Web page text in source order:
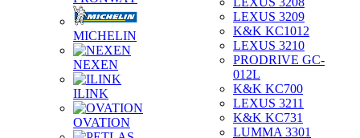
MICHELIN
NEXEN
ILINK
OVATION
LEXUS 3209
K&K KC1012
LEXUS 3210
PRODRIVE GC-
012L
K&K KC700
LEXUS 3211
K&K KC731
LUMMA 3301